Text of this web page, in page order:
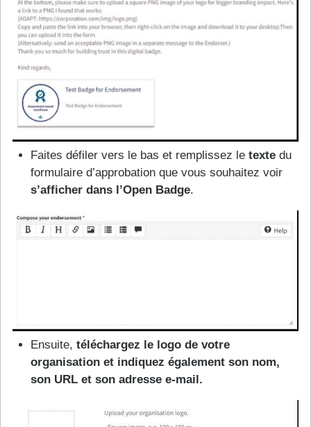
Faites défiler vers le bas et remplissez le textedu
formulaire d’approbation que vous souhaitez voir
s’afficher dans l’Open Badge.
Ensuite, téléchargez le logo de votre
organisation et indiquez également son nom,
son URL et son adresse e-mail.